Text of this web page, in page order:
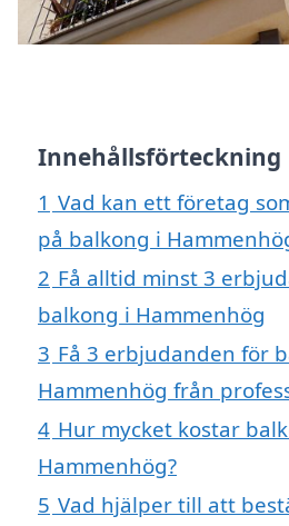
Innehållsförteckning
1 Vad kan ett företag
på balkong i
2 Få alltid minst 3
balkong i Hammenhög
3 Få 3 erbjudanden för
Hammenhög från
4 Hur mycket kostar
Hammenhög?
5 Vad hjälper till att